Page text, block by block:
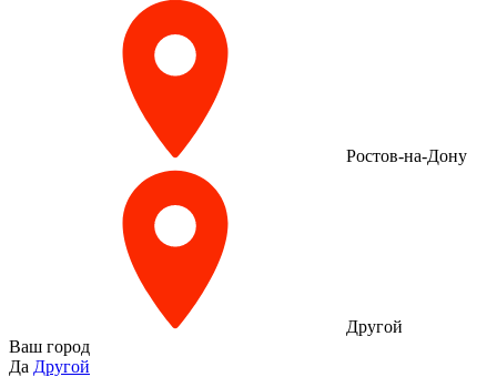
Ростов-на-Дону
Другой
Ваш город
Да Другой